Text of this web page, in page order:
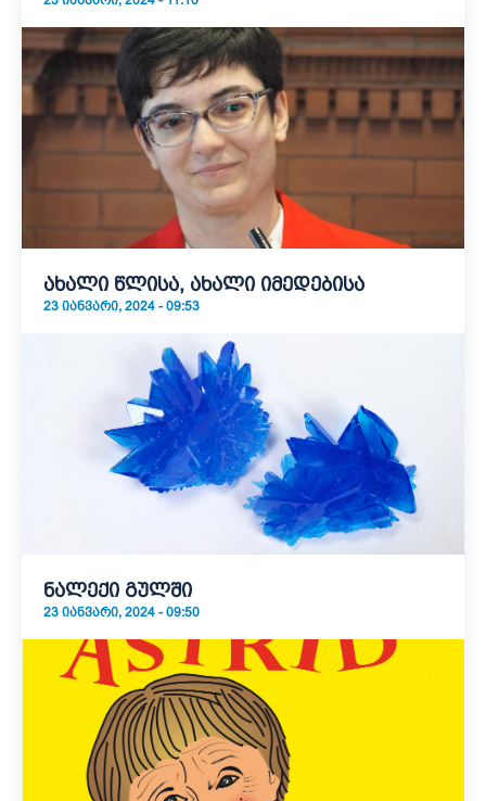
ახალი წლისა, ახალი იმედებისა
23 ᲘᲐᲜᲕᲐᲠᲘ, 2024 - 09:53
ნალექი გულში
23 ᲘᲐᲜᲕᲐᲠᲘ, 2024 - 09:50